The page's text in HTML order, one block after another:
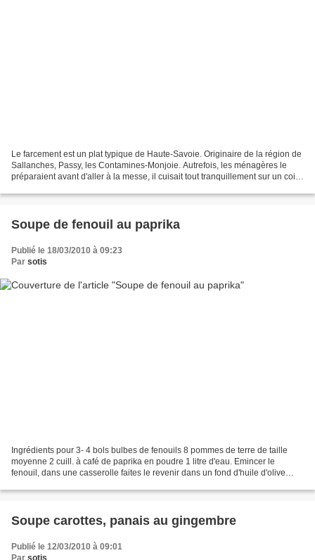
Le farcement est un plat typique de Haute-Savoie. Originaire de la région de
Sallanches, Passy, les Contamines-Monjoie. Autrefois, les ménagères le
préparaient avant d'aller à la messe, il cuisait tout tranquillement sur un coin
Soupe de fenouil au paprika
Publié le 18/03/2010 à 09:23
Par sotis
Ingrédients pour 3- 4 bols bulbes de fenouils 8 pommes de terre de taille
moyenne 2 cuill. à café de paprika en poudre 1 litre d'eau. Emincer le
fenouil, dans une casserolle faites le revenir dans un fond d'huile d'olive
Soupe carottes, panais au gingembre
Publié le 12/03/2010 à 09:01
Par sotis